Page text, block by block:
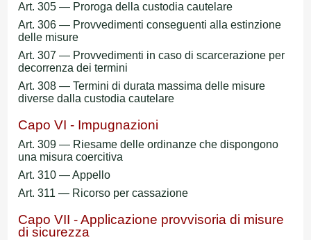
Art. 305 — Proroga della custodia cautelare
Art. 306 — Provvedimenti conseguenti alla estinzione
delle misure
Art. 307 — Provvedimenti in caso di scarcerazione per
decorrenza dei termini
Art. 308 — Termini di durata massima delle misure
diverse dalla custodia cautelare
Capo VI - Impugnazioni
Art. 309 — Riesame delle ordinanze che dispongono
una misura coercitiva
Art. 310 — Appello
Art. 311 — Ricorso per cassazione
Capo VII - Applicazione provvisoria di misure
di sicurezza